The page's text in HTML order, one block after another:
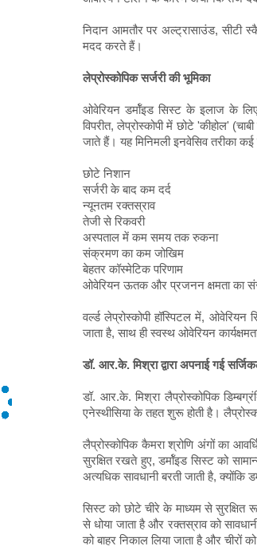
निदान आमतौर पर अल्ट्रासाउंड, सीटी
मदद करते हैं।
लेप्रोस्कोपिक सर्जरी की भूमिका
ओवेरियन डर्मॉइड सिस्ट के इलाज के लिए
विपरीत, लेप्रोस्कोपी में छोटे 'कीहोल'
जाते हैं। यह मिनिमली इनवेसिव तरीका
छोटे निशान
सर्जरी के बाद कम दर्द
न्यूनतम रक्तस्राव
तेजी से रिकवरी
अस्पताल में कम समय तक रुकना
संक्रमण का कम जोखिम
बेहतर कॉस्मेटिक परिणाम
ओवेरियन ऊतक और प्रजनन क्षमता का
वर्ल्ड लेप्रोस्कोपी हॉस्पिटल में,
जाता है, साथ ही स्वस्थ ओवेरियन
डॉ. आर.के. मिश्रा द्वारा अपनाई गई
डॉ. आर.के. मिश्रा लैप्रोस्कोपिक
एनेस्थीसिया के तहत शुरू होती है।
लैप्रोस्कोपिक कैमरा श्रोणि अंगों का
सुरक्षित रखते हुए, डर्मॉइड सिस्ट को
अत्यधिक सावधानी बरती जाती है, क्योंकि
सिस्ट को छोटे चीरे के माध्यम से सुरक्षित
से धोया जाता है और रक्तस्राव को
को बाहर निकाल लिया जाता है और चीरों